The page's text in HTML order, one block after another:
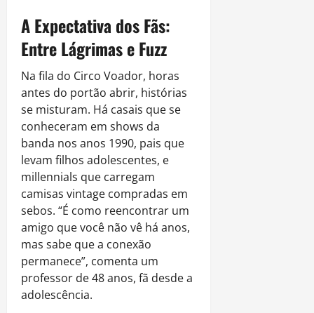
A Expectativa dos Fãs:
Entre Lágrimas e Fuzz
Na fila do Circo Voador, horas
antes do portão abrir, histórias
se misturam. Há casais que se
conheceram em shows da
banda nos anos 1990, pais que
levam filhos adolescentes, e
millennials que carregam
camisas vintage compradas em
sebos. “É como reencontrar um
amigo que você não vê há anos,
mas sabe que a conexão
permanece”, comenta um
professor de 48 anos, fã desde a
adolescência.